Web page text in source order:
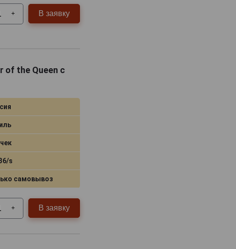
+ В заявку
of the Queen с
s
самовывоз
+ В заявку